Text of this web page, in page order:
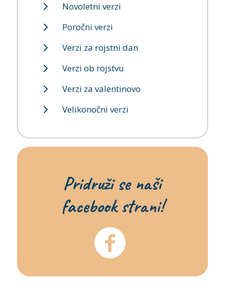
Novoletni verzi
Poročni verzi
Verzi za rojstni dan
Verzi ob rojstvu
Verzi za valentinovo
Velikonočni verzi
Pridruži se naši
facebook strani!